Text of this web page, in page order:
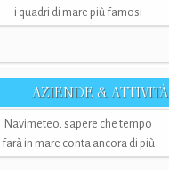
i quadri di mare più famosi
AZIENDE & ATTIVITÀ
Navimeteo, sapere che tempo
farà in mare conta ancora di più